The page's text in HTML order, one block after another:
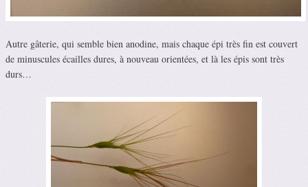
Autre gâterie, qui semble bien anodine, mais chaque épi très fin est couvert
de minuscules écailles dures, à nouveau orientées, et là les épis sont très
durs…